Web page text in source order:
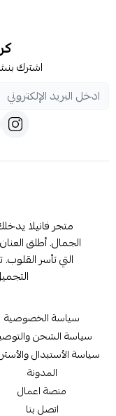
اشترك
متجر فانيلا
الجمال. أطلق
التي تأسر
سياسة الخصوصية
سياسة الشحن
سياسة الأستبدال
المدونة
منصة اعمال
اتصل بنا